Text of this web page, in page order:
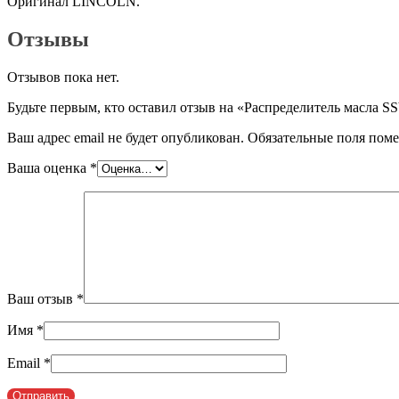
Отзывы
Отзывов пока нет.
Будьте первым, кто оставил отзыв на «Распределитель масла
Ваш адрес email не будет опубликован. Обязательные поля
Ваша оценка *
Ваш отзыв *
Имя *
Email *